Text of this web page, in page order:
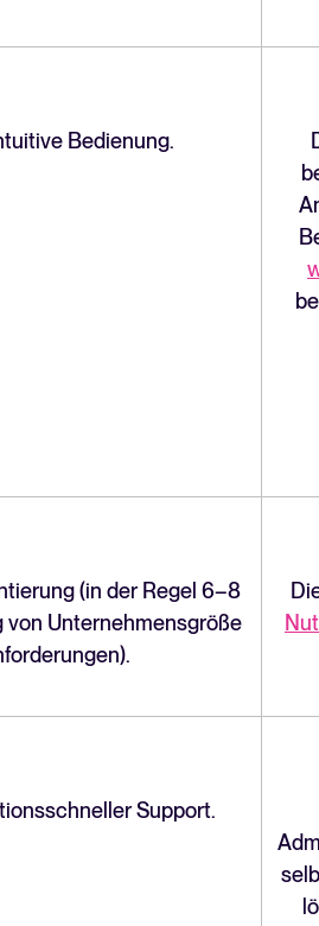
Bedienung.
(in der Regel 6–8
von Unternehmensgröße
Support.